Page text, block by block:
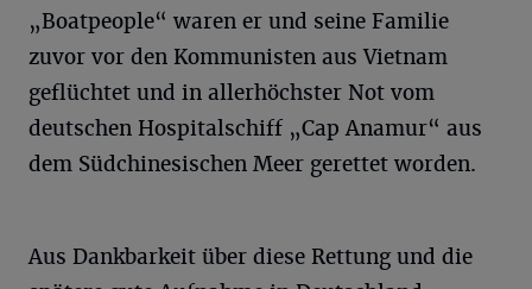
„Boatpeople“ waren er und seine Familie
zuvor vor den Kommunisten aus Vietnam
geflüchtet und in allerhöchster Not vom
deutschen Hospitalschiff „Cap Anamur“ aus
dem Südchinesischen Meer gerettet worden.
Aus Dankbarkeit über diese Rettung und die